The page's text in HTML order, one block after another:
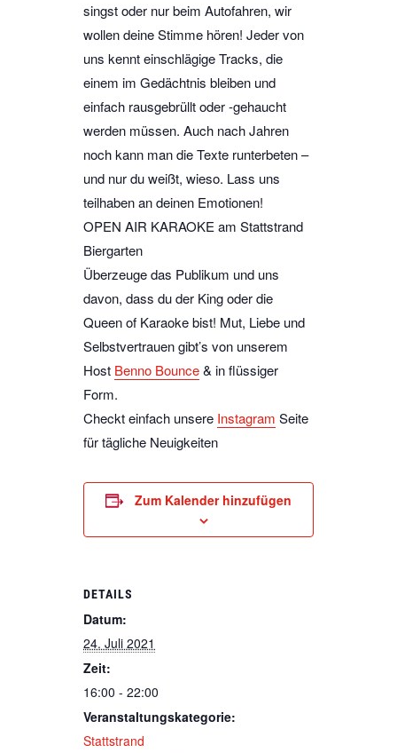
singst oder nur beim Autofahren, wir
wollen deine Stimme hören! Jeder von
uns kennt einschlägige Tracks, die
einem im Gedächtnis bleiben und
einfach rausgebrüllt oder -gehaucht
werden müssen. Auch nach Jahren
noch kann man die Texte runterbeten –
und nur du weißt, wieso. Lass uns
teilhaben an deinen Emotionen!
OPEN AIR KARAOKE am Stattstrand
Biergarten
Überzeuge das Publikum und uns
davon, dass du der King oder die
Queen of Karaoke bist! Mut, Liebe und
Selbstvertrauen gibt’s von unserem
Host Benno Bounce& in flüssiger
Form.
Checkt einfach unsere Instagram Seite
für tägliche Neuigkeiten
Zum Kalender hinzufügen
DETAILS
Datum:
24. Juli 2021
Zeit:
16:00 - 22:00
Veranstaltungskategorie:
Stattstrand